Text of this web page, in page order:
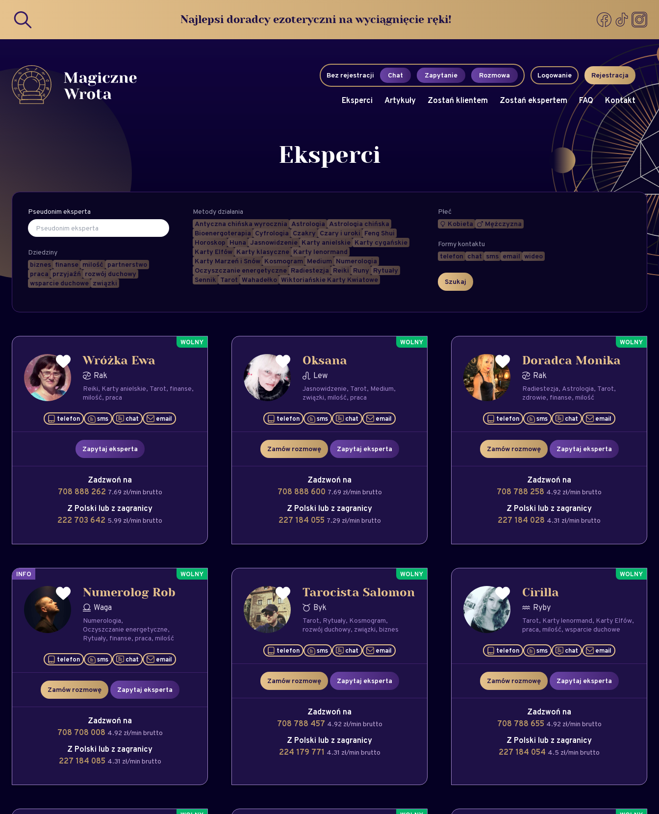
Najlepsi doradcy ezoteryczni na wyciągnięcie ręki!
Bez rejestracji Chat Zapytanie Rozmowa Logowanie Rejestracja
Eksperci Artykuły Zostań klientem Zostań ekspertem FAQ Kontakt
Eksperci
Pseudonim eksperta
Dziedziny
biznes finanse milość partnerstwo
praca przyjaźń rozwój duchowy
wsparcie duchowe związki
Metody działania
Antyczna chińska wyrocznia Astrologia Astrologia chińska
Bioenergoterapia Cyfrologia Czakry Czary i uroki Feng Shui
Horoskop Huna Jasnowidzenie Karty anielskie Karty cygańskie
Karty Elfów Karty klasyczne Karty lenormand
Karty Marzeń i Snów Kosmogram Medium Numerologia
Oczyszczanie energetyczne Radiestezja Reiki Runy Rytuały
Sennik Tarot Wahadełko Wiktoriańskie Karty Kwiatowe
Płeć
Kobieta
Mężczyzna
Formy kontaktu
telefon chat sms email wideo
Wróżka Ewa
Rak
Reiki Karty anielskie Tarot finanse
milość praca
telefon sms chat email
Zapytaj eksperta
Zadzwoń na
708 888 262 7.69 zł/min brutto
Z Polski lub z zagranicy
222 703 642 5.99 zł/min brutto
Oksana
Lew
Jasnowidzenie Tarot Medium
związki milość praca
telefon sms chat email
Zamów rozmowę Zapytaj eksperta
Zadzwoń na
708 888 600 7.69 zł/min brutto
Z Polski lub z zagranicy
227 184 055 7.29 zł/min brutto
Doradca Monika
Rak
Radiestezja Astrologia Tarot
zdrowie finanse milość
telefon sms chat email
Zamów rozmowę Zapytaj eksperta
Zadzwoń na
708 788 258 4.92 zł/min brutto
Z Polski lub z zagranicy
227 184 028 4.31 zł/min brutto
INFO
Numerolog Rob
Waga
Numerologia
Oczyszczanie energetyczne
Rytuały finanse praca milość
telefon sms chat email
Zamów rozmowę Zapytaj eksperta
Zadzwoń na
708 708 008 4.92 zł/min brutto
Z Polski lub z zagranicy
227 184 085 4.31 zł/min brutto
Tarocista Salomon
Byk
Tarot Rytuały Kosmogram
rozwój duchowy związki biznes
telefon sms chat email
Zamów rozmowę Zapytaj eksperta
Zadzwoń na
708 788 457 4.92 zł/min brutto
Z Polski lub z zagranicy
224 179 771 4.31 zł/min brutto
Cirilla
Ryby
Tarot Karty lenormand Karty Elfów
praca milość wsparcie duchowe
telefon sms chat email
Zamów rozmowę Zapytaj eksperta
Zadzwoń na
708 788 655 4.92 zł/min brutto
Z Polski lub z zagranicy
227 184 054 4.5 zł/min brutto